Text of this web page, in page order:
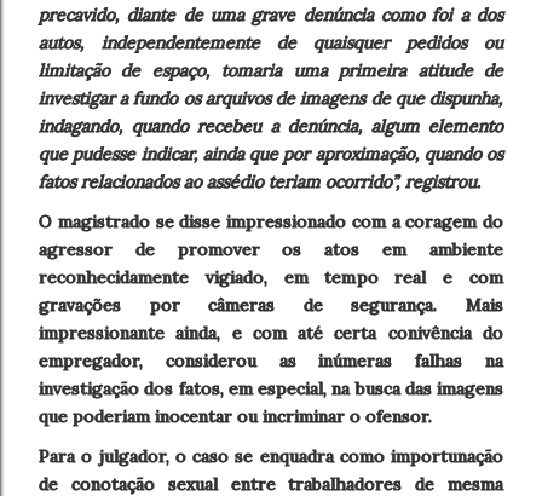
precavido, diante de uma grave denúncia como foi a dos
autos, independentemente de quaisquer pedidos ou
limitação de espaço, tomaria uma primeira atitude de
investigar a fundo os arquivos de imagens de que dispunha,
indagando, quando recebeu a denúncia, algum elemento
que pudesse indicar, ainda que por aproximação, quando os
fatos relacionados ao assédio teriam ocorrido”, registrou.
O magistrado se disse impressionado com a coragem do
agressor de promover os atos em ambiente
reconhecidamente vigiado, em tempo real e com
gravações por câmeras de segurança. Mais
impressionante ainda, e com até certa conivência do
empregador, considerou as inúmeras falhas na
investigação dos fatos, em especial, na busca das imagens
que poderiam inocentar ou incriminar o ofensor.
Para o julgador, o caso se enquadra como importunação
de conotação sexual entre trabalhadores de mesma